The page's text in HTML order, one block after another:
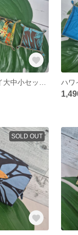
SOLD OUT